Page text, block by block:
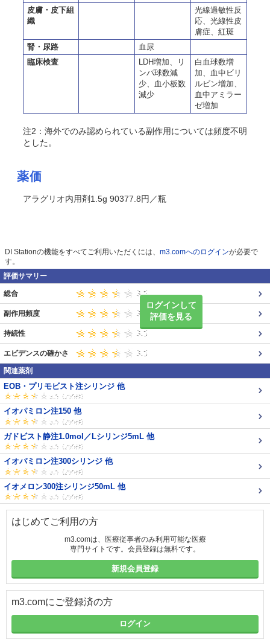
皮膚・皮下組
織
光線過敏性反
応、光線性皮
膚症、紅斑
腎・尿路
血尿
臨床検査
LDH増加、リ
ンパ球数減
少、血小板数
減少
白血球数増
加、血中ビリ
ルビン増加、
血中アミラー
ゼ増加
注2：海外でのみ認められている副作用については頻度不明
とした。
薬価
アラグリオ内用剤1.5g 90377.8円／瓶
DI Stationの機能をすべてご利用いただくには、 m3.comへのログインが必要で
す。
評価サマリー
ログインして
評価を見る
総合
副作用頻度
持続性
エビデンスの確かさ
関連薬剤
EOB・プリモビスト注シリンジ 他
イオパミロン注150 他
ガドビスト静注1.0mol／Lシリンジ5mL 他
イオパミロン注300シリンジ 他
イオメロン300注シリンジ50mL 他
はじめてご利用の方
m3.comは、医療従事者のみ利用可能な医療
専門サイトです。会員登録は無料です。
新規会員登録
m3.comにご登録済の方
ログイン